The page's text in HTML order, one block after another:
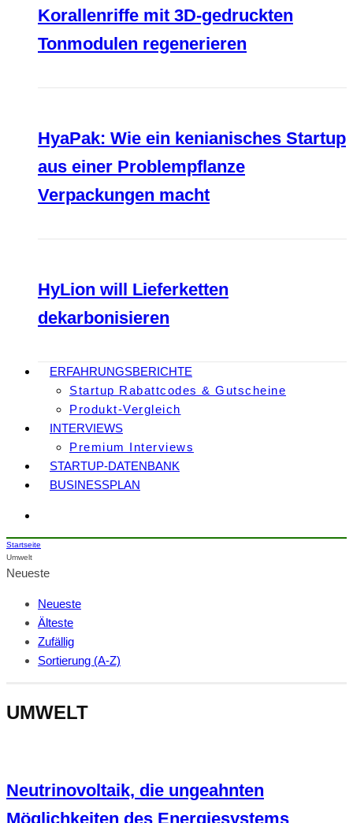
Korallenriffe mit 3D-gedruckten
Tonmodulen regenerieren
HyaPak: Wie ein kenianisches Startup
aus einer Problempflanze
Verpackungen macht
HyLion will Lieferketten
dekarbonisieren
ERFAHRUNGSBERICHTE
Startup Rabattcodes & Gutscheine
Produkt-Vergleich
INTERVIEWS
Premium Interviews
STARTUP-DATENBANK
BUSINESSPLAN
Startseite
Umwelt
Neueste
Neueste
Älteste
Zufällig
Sortierung (A-Z)
UMWELT
Neutrinovoltaik, die ungeahnten
Möglichkeiten des Energiesystems